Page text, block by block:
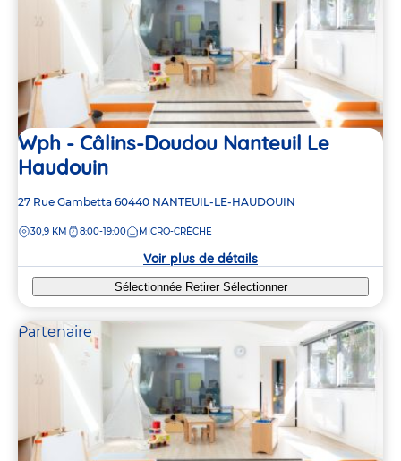
Wph - Câlins-Doudou Nanteuil Le
Haudouin
Adresse
la
27 Rue Gambetta 60440 NANTEUIL-LE-HAUDOUIN
DISTANCE
30,9 KM 8:00-19:00 MICRO-CRÈCHE
Voir plus de détails
Sélectionnée Retirer Sélectionner
Partenaire
6
4
6
4